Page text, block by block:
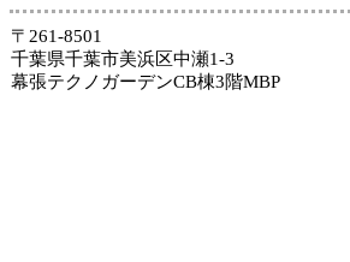
〒261-8501
千葉県千葉市美浜区中瀬1-3
幕張テクノガーデンCB棟3階MBP